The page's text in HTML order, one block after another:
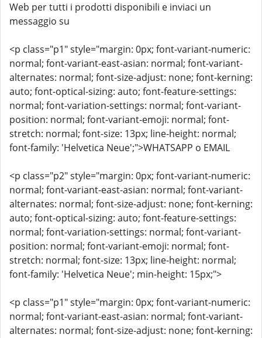
Web per tutti i prodotti disponibili e inviaci un
messaggio su
<p class="p1" style="margin: 0px; font-variant-numeric:
normal; font-variant-east-asian: normal; font-variant-
alternates: normal; font-size-adjust: none; font-kerning:
auto; font-optical-sizing: auto; font-feature-settings:
normal; font-variation-settings: normal; font-variant-
position: normal; font-variant-emoji: normal; font-
stretch: normal; font-size: 13px; line-height: normal;
font-family: 'Helvetica Neue';">WHATSAPP o EMAIL
<p class="p2" style="margin: 0px; font-variant-numeric:
normal; font-variant-east-asian: normal; font-variant-
alternates: normal; font-size-adjust: none; font-kerning:
auto; font-optical-sizing: auto; font-feature-settings:
normal; font-variation-settings: normal; font-variant-
position: normal; font-variant-emoji: normal; font-
stretch: normal; font-size: 13px; line-height: normal;
font-family: 'Helvetica Neue'; min-height: 15px;">
<p class="p1" style="margin: 0px; font-variant-numeric:
normal; font-variant-east-asian: normal; font-variant-
alternates: normal; font-size-adjust: none; font-kerning: